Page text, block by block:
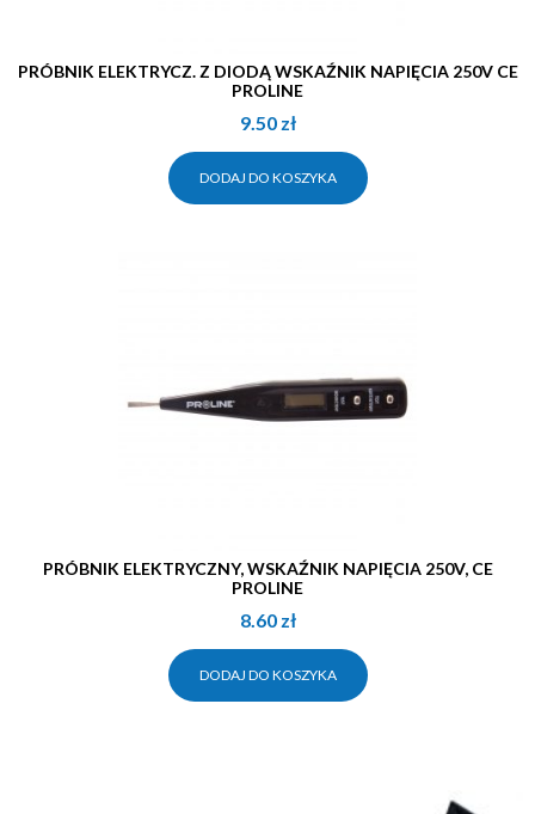
PRÓBNIK ELEKTRYCZ. Z DIODĄ WSKAŹNIK NAPIĘCIA 250V CE
PROLINE
9.50 zł
DODAJ DO KOSZYKA
PRÓBNIK ELEKTRYCZNY, WSKAŹNIK NAPIĘCIA 250V, CE
PROLINE
8.60 zł
DODAJ DO KOSZYKA